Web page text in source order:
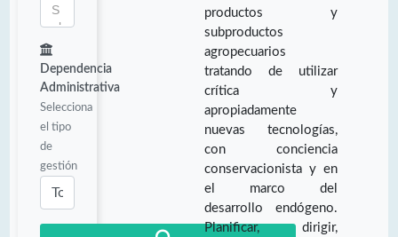
Dependencia
Administrativa
Selecciona
el tipo
de
gestión
productos y
subproductos
agropecuarios
tratando de utilizar
crítica y
apropiadamente
nuevas tecnologías,
con conciencia
conservacionista y en
el marco del
desarrollo endógeno.
Planificar, dirigir,